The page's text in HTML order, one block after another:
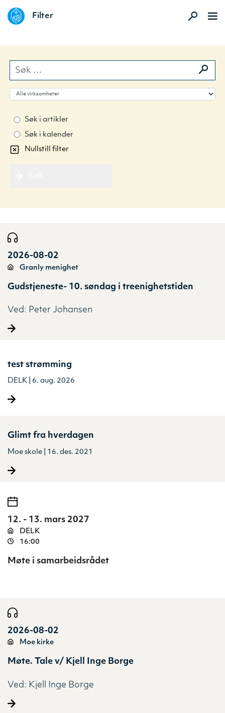
Filter
Søk etter:
Velg virksomhet
Søk i artikler
Søk i kalender
Nullstill filter
2026-08-02
Granly menighet
Gudstjeneste- 10. søndag i treenighetstiden
Ved: Peter Johansen
test strømming
DELK | 6. aug. 2026
Glimt fra hverdagen
Moe skole | 16. des. 2021
12. - 13. mars 2027
DELK
16:00
Møte i samarbeidsrådet
2026-08-02
Moe kirke
Møte. Tale v/ Kjell Inge Borge
Ved: Kjell Inge Borge